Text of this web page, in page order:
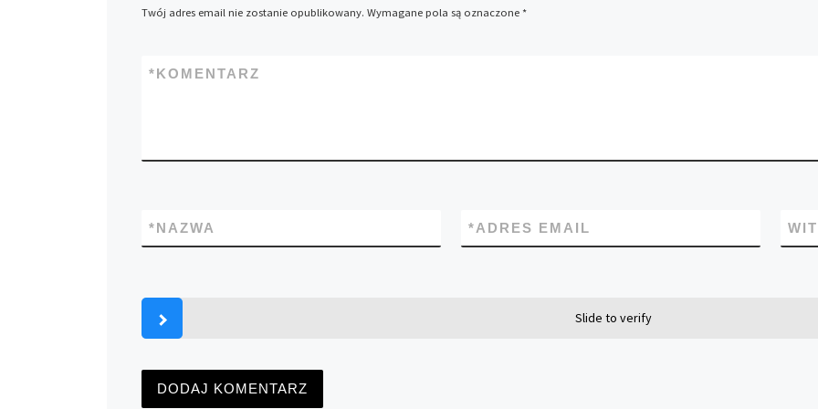
Twój adres email nie zostanie opublikowany. Wymagane pola są oznaczone *
KOMENTARZ
*
NAZWA
* ADRES EMAIL
*
Slide to verify